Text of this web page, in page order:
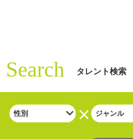
Search タレント検索